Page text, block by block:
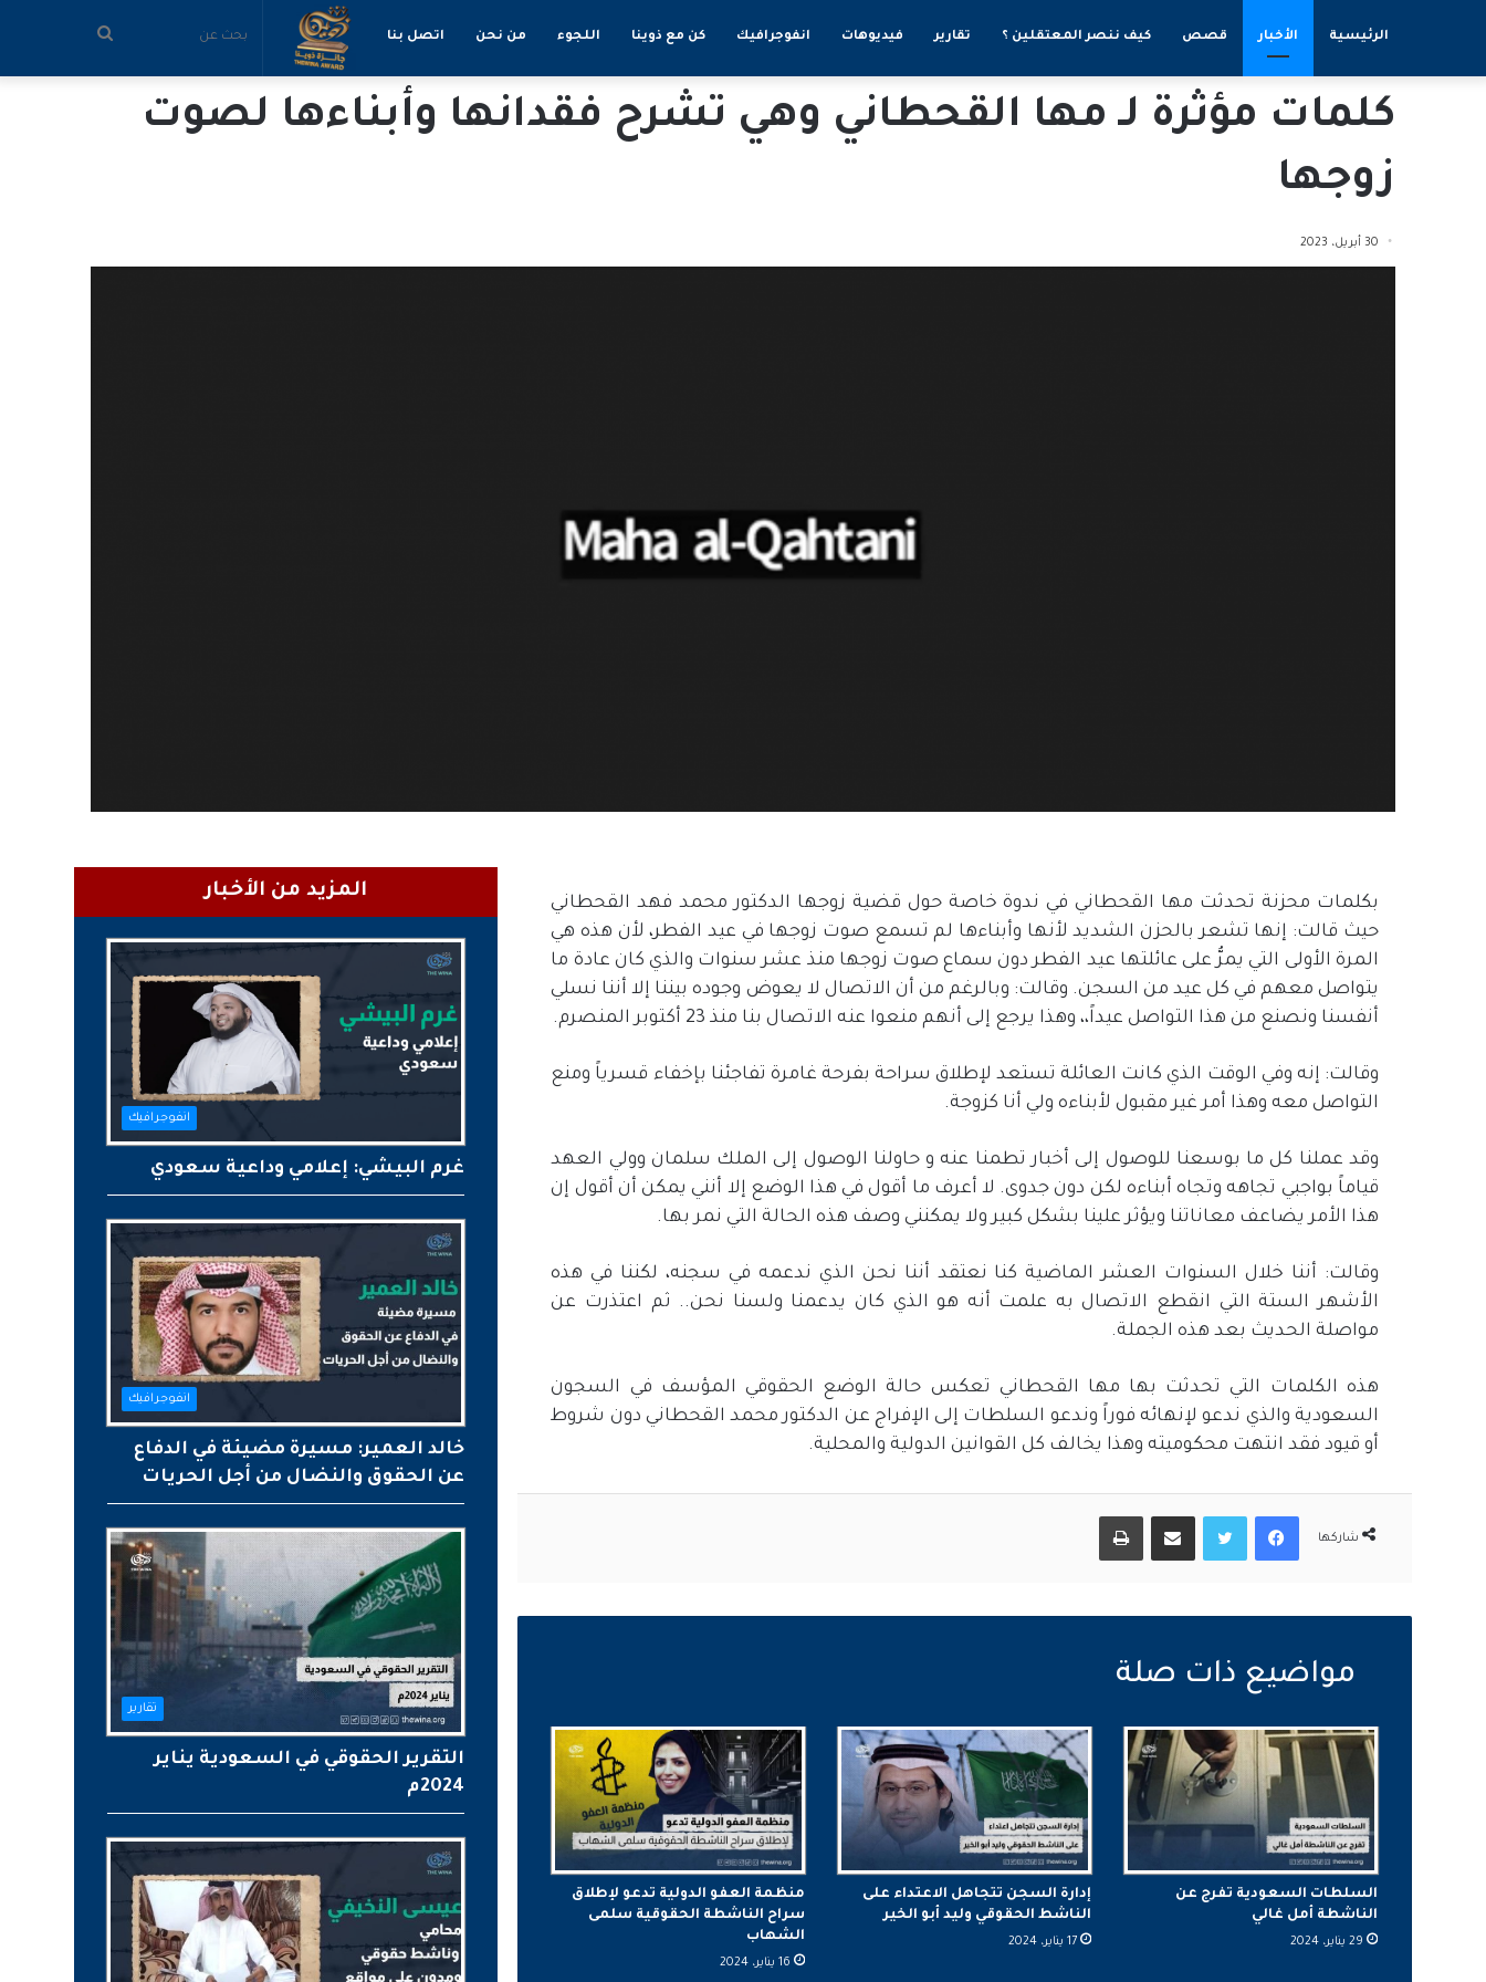
الرئيسية الأخبار قصص كيف ننصر المعتقلين ؟ تقارير فيديوهات انفوجرافيك كن مع ذوينا اللجوء من نحن اتصل بنا بحث
كلمات مؤثرة لـ مها القحطاني وهي تشرح فقدانها وأبناءها لصوت
زوجها
30 أبريل، 2023
بكلمات محزنة تحدثت مها القحطاني في ندوة خاصة حول قضية زوجها الدكتور محمد فهد القحطاني
حيث قالت: إنها تشعر بالحزن الشديد لأنها وأبناءها لم تسمع صوت زوجها في عيد الفطر، لأن هذه هي
المرة الأولى التي يمرُّ على عائلتها عيد الفطر دون سماع صوت زوجها منذ عشر سنوات والذي كان عادة ما
يتواصل معهم في كل عيد من السجن. وقالت: وبالرغم من أن الاتصال لا يعوض وجوده بيننا إلا أننا نسلي
أنفسنا ونصنع من هذا التواصل عيداً،، وهذا يرجع إلى أنهم منعوا عنه الاتصال بنا منذ 23 أكتوبر المنصرم.
وقالت: إنه وفي الوقت الذي كانت العائلة تستعد لإطلاق سراحة بفرحة غامرة تفاجئنا بإخفاء قسرياً ومنع
التواصل معه وهذا أمر غير مقبول لأبناءه ولي أنا كزوجة.
وقد عملنا كل ما بوسعنا للوصول إلى أخبار تطمنا عنه و حاولنا الوصول إلى الملك سلمان وولي العهد
قياماً بواجبي تجاهه وتجاه أبناءه لكن دون جدوى. لا أعرف ما أقول في هذا الوضع إلا أنني يمكن أن أقول إن
هذا الأمر يضاعف معاناتنا ويؤثر علينا بشكل كبير ولا يمكنني وصف هذه الحالة التي نمر بها.
وقالت: أننا خلال السنوات العشر الماضية كنا نعتقد أننا نحن الذي ندعمه في سجنه، لكننا في هذه
الأشهر الستة التي انقطع الاتصال به علمت أنه هو الذي كان يدعمنا ولسنا نحن.. ثم اعتذرت عن
مواصلة الحديث بعد هذه الجملة.
هذه الكلمات التي تحدثت بها مها القحطاني تعكس حالة الوضع الحقوقي المؤسف في السجون
السعودية والذي ندعو لإنهائه فوراً وندعو السلطات إلى الإفراج عن الدكتور محمد القحطاني دون شروط
أو قيود فقد انتهت محكوميته وهذا يخالف كل القوانين الدولية والمحلية.
شاركها
فيسبوكتويتر مشاركة عبر البريد طباعة
السلطات السعودية تفرج عن
الناشطة أمل غالي
29 يناير، 2024
إدارة السجن تتجاهل الاعتداء على
الناشط الحقوقي وليد أبو الخير
17 يناير، 2024
منظمة العفو الدولية تدعو لإطلاق
سراح الناشطة الحقوقية سلمى
الشهاب
16 يناير، 2024
المزيد من الأخبار
انفوجرافيك
غرم البيشي: إعلامي وداعية سعودي
انفوجرافيك
خالد العمير: مسيرة مضيئة في الدفاع
عن الحقوق والنضال من أجل الحريات
تقارير
التقرير الحقوقي في السعودية يناير
2024م